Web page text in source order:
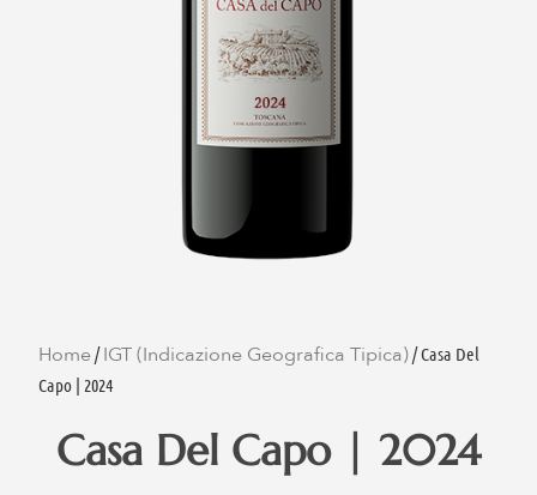
Home /IGT (Indicazione Geografica Tipica) / Casa Del
Capo | 2024
Casa Del Capo | 2024